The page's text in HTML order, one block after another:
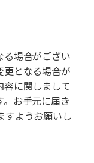
場合がござい
となる場合が
容に関しまして
。お手元に届き
すようお願いし